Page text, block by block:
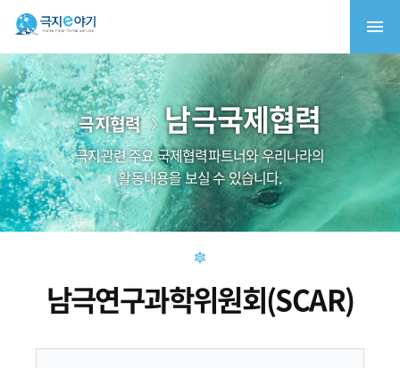
극지협력 남극국제협력
극지관련 주요 국제협력파트너와 우리나라의
활동내용을 보실 수 있습니다.
남극연구과학위원회(SCAR)